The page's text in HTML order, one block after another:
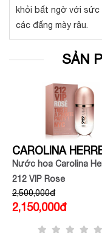
khỏi bất ngờ với
các đấng mày râu.
SẢN
CAROLINA
Nước hoa Carolina
212 VIP Rose
2,500,000đ
2,150,000đ